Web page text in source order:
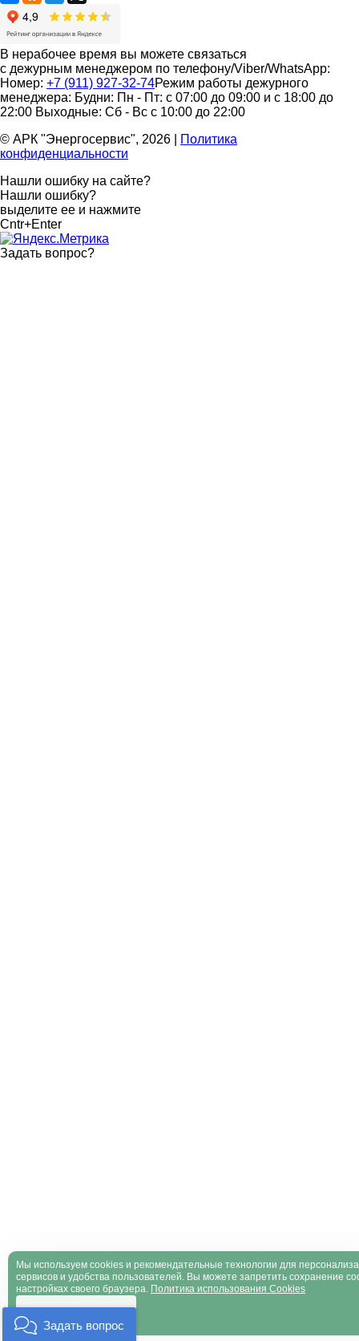
В нерабочее время вы можете связаться
с дежурным менеджером по телефону/Viber/WhatsApp:
Номер: +7 (911) 927-32-74Режим работы дежурного
менеджера: Будни: Пн - Пт: с 07:00 до 09:00 и с 18:00 до
22:00 Выходные: Сб - Вс с 10:00 до 22:00
© АРК "Энергосервис", 2026
Политика
конфиденциальности
Нашли ошибку на сайте?
Нашли ошибку?
выделите ее и нажмите
Cntr+Enter
Задать вопрос?
Мы используем cookies и рекомендательные технологии для
сервисов и удобства пользователей. Вы можете запретить сохранение
настройках своего браузера. Политика использования Cookies
Задать вопрос